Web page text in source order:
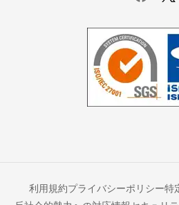
サーバー監視ツール
ホスティングサービス
UTM(統合脅威管理)
データバックアップ製品
ファイル転送サービス
車両管理システム
利用規約プライバシーポリシー特